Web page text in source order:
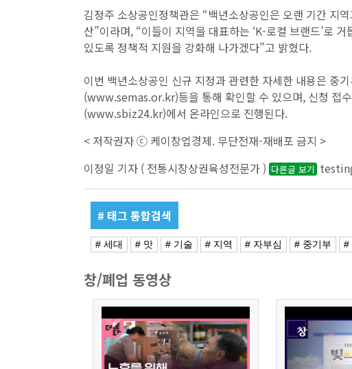
김정주 소상공인정책관은 “백년소상공인은 오랜 기간 지
산”이라며, “이들이 지역을 대표하는 ‘K-로컬 브랜드’로
있도록 정책적 지원을 강화해 나가겠다”고 밝혔다.
이번 백년소상공인 신규 지정과 관련한 자세한 내용은
(www.semas.or.kr)등을 통해 확인할 수 있으며, 신청 접
(www.sbiz24.kr)에서 온라인으로 진행된다.
< 저작권자 ⓒ 케이창업경제. 무단전재-재배포 금지 >
이정일 기자 ( 전통시장상권육성전문가 ) 다른글 보기
# 태그 통합검색
# 세대 # 맛 # 기술 # 지역 # 자부심 # 중기부 #
창/폐업 동영상